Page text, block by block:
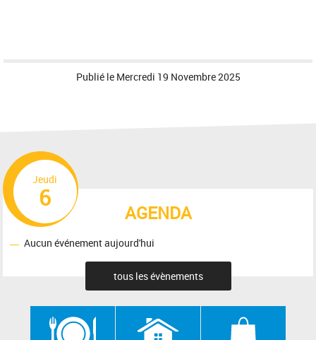
Publié le Mercredi 19 Novembre 2025
AGENDA
Jeudi
6
Aucun événement aujourd'hui
tous les évènements